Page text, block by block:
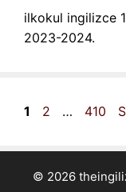
ilkokul ingilizce
2023-2024.
Sayfa
1 Sayfa
2 … Sayfa
410
© 2026